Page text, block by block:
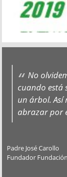
No
cuando está
un árbol. Así
abrazar por
Padre José Carollo
Fundador